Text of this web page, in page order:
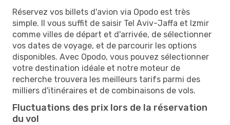
Réservez vos billets d'avion via Opodo est très
simple. Il vous suffit de saisir Tel Aviv-Jaffa et Izmir
comme villes de départ et d'arrivée, de sélectionner
vos dates de voyage, et de parcourir les options
disponibles. Avec Opodo, vous pouvez sélectionner
votre destination idéale et notre moteur de
recherche trouvera les meilleurs tarifs parmi des
milliers d'itinéraires et de combinaisons de vols.
Fluctuations des prix lors de la réservation
du vol